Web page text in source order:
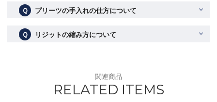
Ｑ プリーツの手入れの仕方について
Ｑ リジットの縮み方について
関連商品
RELATED ITEMS